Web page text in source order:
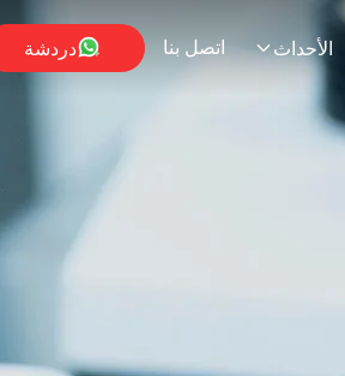
الأحداث اتصل بنا دردشة